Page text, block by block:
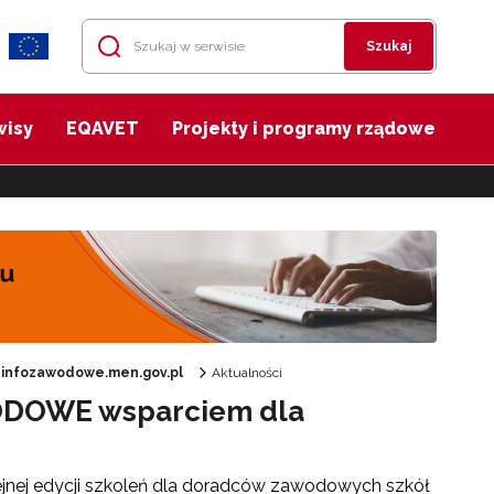
Szukaj
EQAVET Projekty i programy rządowe
Aktualności
wsparciem dla
edycji szkoleń dla doradców zawodowych szkół